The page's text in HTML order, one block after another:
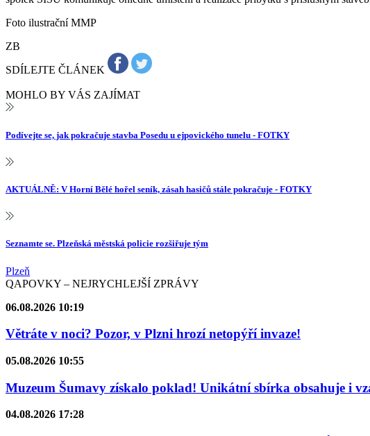
Foto ilustrační MMP
ZB
SDÍLEJTE ČLÁNEK
MOHLO BY VÁS ZAJÍMAT
Podívejte se, jak pokračuje stavba Posedu u ejpovického tunelu - FOTKY
AKTUÁLNĚ: V Horní Bělé hořel seník, zásah hasičů stále pokračuje - FOTKY
Seznamte se. Plzeňská městská policie rozšiřuje tým
Plzeň
QAPOVKY – NEJRYCHLEJŠÍ ZPRÁVY
06.08.2026 10:19
Větráte v noci? Pozor, v Plzni hrozí netopýří invaze!
05.08.2026 10:55
Muzeum Šumavy získalo poklad! Unikátní sbírka obsahuje i
04.08.2026 17:28